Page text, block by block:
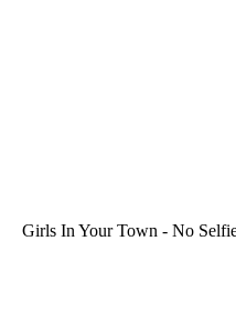
Girls In Your Town - No